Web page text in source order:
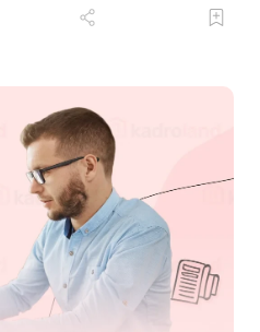
давно
забезпечення